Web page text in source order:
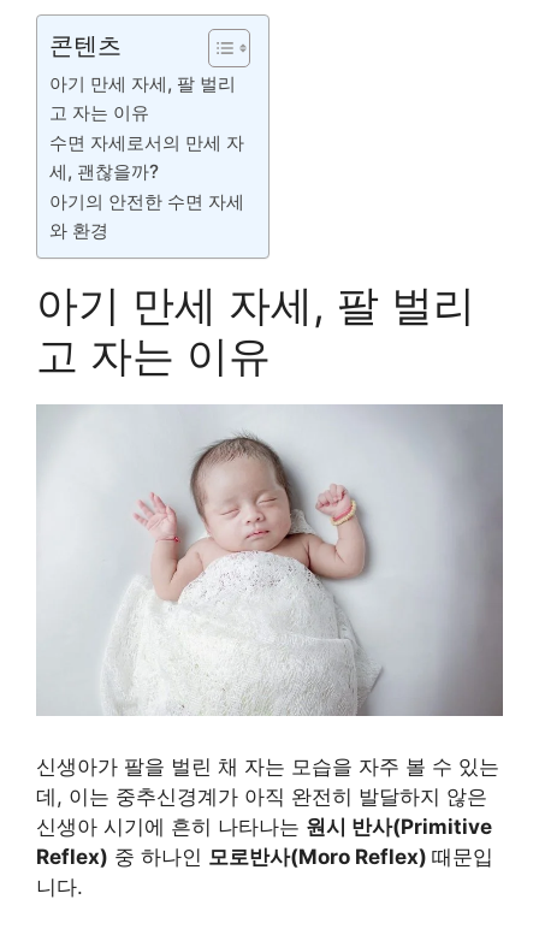
콘텐츠
아기 만세 자세, 팔 벌리
고 자는 이유
수면 자세로서의 만세 자
세, 괜찮을까?
아기의 안전한 수면 자세
와 환경
아기 만세 자세, 팔 벌리
고 자는 이유
신생아가 팔을 벌린 채 자는 모습을 자주 볼 수 있는
데, 이는 중추신경계가 아직 완전히 발달하지 않은
신생아 시기에 흔히 나타나는 원시 반사(Primitive
Reflex) 중 하나인 모로반사(Moro Reflex) 때문입
니다.